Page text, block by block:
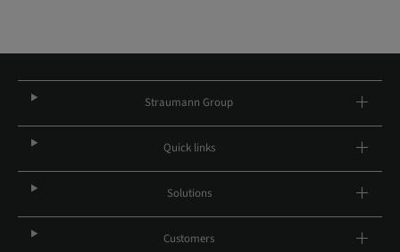
Straumann Group
Quick links
Solutions
Customers